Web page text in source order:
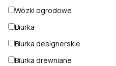
Wózki ogrodowe
Biurka
Biurka designerskie
Biurka drewniane